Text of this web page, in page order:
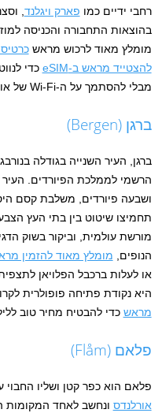
רחבי ידיים כמו פארק ויגלנד,
בהוצאות התחבורה והכניסה
מומלץ מאוד לרכוש מראש
להצטייד מראש ב-eSIM
כדי
מבלי להסתמך על ה-Wi-Fi של אוניית הקרוז.
ברגן (Bergen)
ברגן, העיר השנייה בגודלה
הרשמי לממלכת הפיורדים.
ושבעה פיורדים, משלבת קסם
תחמיצו שיטוט בין בתי העץ
מורשת עולמית, וביקור בשוק
הנופים, מומלץ מאוד להזמין
או לעלות ברכבל הפלויאן
היא נקודת פתיחה פופולרית
מראש כדי להבטיח מחיר טוב
פלאם (Flåm)
פלאם הוא כפר קטן ושליו
אורלנדס ונחשב לאחד המקומות